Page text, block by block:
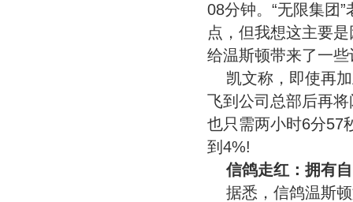
08分钟。“无限集团
点，但我想这主要
给温斯顿带来了一些
凯文称，即使再
飞到公司总部后再
也只需两小时6分57
到4%!
信鸽走红：拥有
据悉，信鸽温斯